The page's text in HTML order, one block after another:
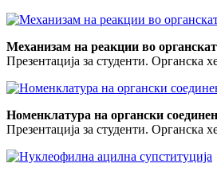
Механизам на реакции во
Презентација за студенти. Органска
Номенклатура на органски
Презентација за студенти. Органска